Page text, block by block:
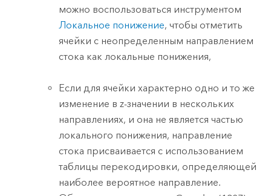
можно воспользоваться инструментом
Локальное понижение, чтобы отметить
ячейки с неопределенным направлением
стока как локальные понижения,
Если для ячейки характерно одно и то же
изменение в z-значении в нескольких
направлениях, и она не является частью
локального понижения, направление
стока присваивается с использованием
таблицы перекодировки, определяющей
наиболее вероятное направление.